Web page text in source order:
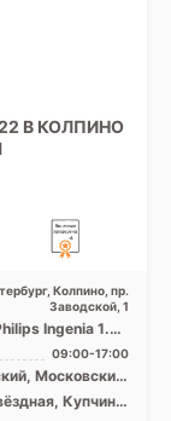
В КОЛПИНО
Колпино, пр.
Заводской, 1
Ingenia 1.5T
тип, КТ GE
16 срезов
09:00-17:00
Московский,
Лен. область
Купчино,